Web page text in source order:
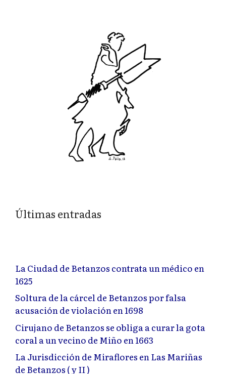
Últimas entradas
La Ciudad de Betanzos contrata un médico en
1625
Soltura de la cárcel de Betanzos por falsa
acusación de violación en 1698
Cirujano de Betanzos se obliga a curar la gota
coral a un vecino de Miño en 1663
La Jurisdicción de Miraflores en Las Mariñas
de Betanzos ( y II )